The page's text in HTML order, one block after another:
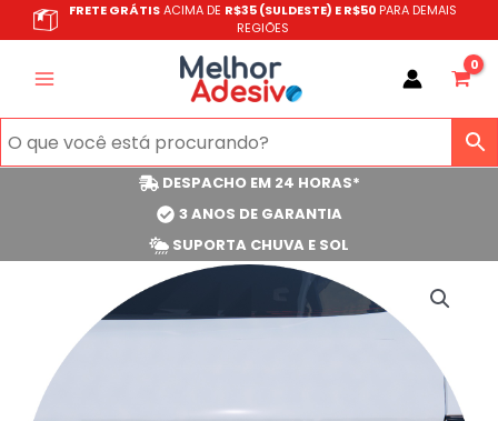
para
FRETE GRÁTISACIMA DE R$35 (SULDESTE) E R$50 PARA DEMAIS
REGIÕES
DESPACHO EM 24 HORAS*
3 ANOS DE GARANTIA
SUPORTA CHUVA E SOL